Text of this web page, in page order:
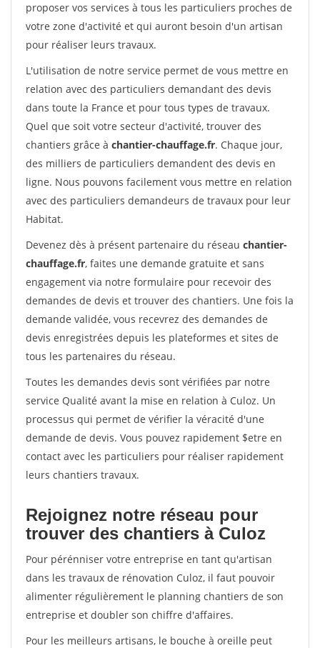
proposer vos services à tous les particuliers proches de
votre zone d'activité et qui auront besoin d'un artisan
pour réaliser leurs travaux.
L'utilisation de notre service permet de vous mettre en
relation avec des particuliers demandant des devis
dans toute la France et pour tous types de travaux.
Quel que soit votre secteur d'activité, trouver des
chantiers grâce à chantier-chauffage.fr. Chaque jour,
des milliers de particuliers demandent des devis en
ligne. Nous pouvons facilement vous mettre en relation
avec des particuliers demandeurs de travaux pour leur
Habitat.
Devenez dès à présent partenaire du réseau chantier-
chauffage.fr, faites une demande gratuite et sans
engagement via notre formulaire pour recevoir des
demandes de devis et trouver des chantiers. Une fois la
demande validée, vous recevrez des demandes de
devis enregistrées depuis les plateformes et sites de
tous les partenaires du réseau.
Toutes les demandes devis sont vérifiées par notre
service Qualité avant la mise en relation à Culoz. Un
processus qui permet de vérifier la véracité d'une
demande de devis. Vous pouvez rapidement $etre en
contact avec les particuliers pour réaliser rapidement
leurs chantiers travaux.
Rejoignez notre réseau pour
trouver des chantiers à Culoz
Pour pérénniser votre entreprise en tant qu'artisan
dans les travaux de rénovation Culoz, il faut pouvoir
alimenter régulièrement le planning chantiers de son
entreprise et doubler son chiffre d'affaires.
Pour les meilleurs artisans, le bouche à oreille peut